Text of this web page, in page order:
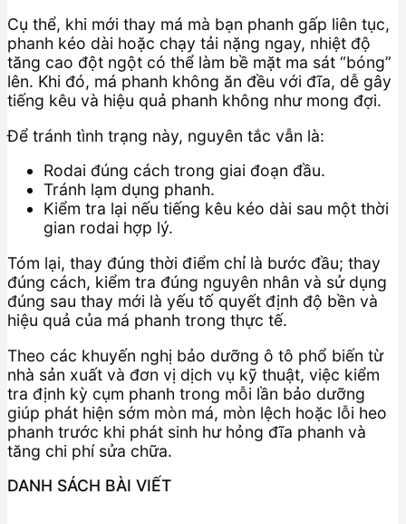
Cụ thể, khi mới thay má mà bạn phanh gấp liên tục,
phanh kéo dài hoặc chạy tải nặng ngay, nhiệt độ
tăng cao đột ngột có thể làm bề mặt ma sát “bóng”
lên. Khi đó, má phanh không ăn đều với đĩa, dễ gây
tiếng kêu và hiệu quả phanh không như mong đợi.
Để tránh tình trạng này, nguyên tắc vẫn là:
Rodai đúng cách trong giai đoạn đầu.
Tránh lạm dụng phanh.
Kiểm tra lại nếu tiếng kêu kéo dài sau một thời
gian rodai hợp lý.
Tóm lại, thay đúng thời điểm chỉ là bước đầu; thay
đúng cách, kiểm tra đúng nguyên nhân và sử dụng
đúng sau thay mới là yếu tố quyết định độ bền và
hiệu quả của má phanh trong thực tế.
Theo các khuyến nghị bảo dưỡng ô tô phổ biến từ
nhà sản xuất và đơn vị dịch vụ kỹ thuật, việc kiểm
tra định kỳ cụm phanh trong mỗi lần bảo dưỡng
giúp phát hiện sớm mòn má, mòn lệch hoặc lỗi heo
phanh trước khi phát sinh hư hỏng đĩa phanh và
tăng chi phí sửa chữa.
DANH SÁCH BÀI VIẾT